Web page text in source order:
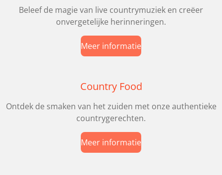
Beleef de magie van live countrymuziek en creëer
onvergetelijke herinneringen.
Meer informatie
Country Food
Ontdek de smaken van het zuiden met onze authentieke
countrygerechten.
Meer informatie